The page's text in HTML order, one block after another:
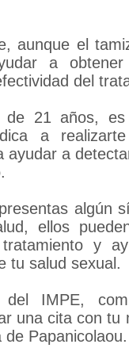
aunque el
a obtener
del
21 años, es
a
ayudar a
algún
ellos
y
tu salud sexual.
del IMPE,
una cita con tu
Papanicolaou.